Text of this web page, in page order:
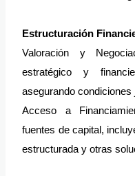
Estructuración
Valoración y
estratégico y
asegurando
Acceso a
fuentes de capital,
estructurada y otras